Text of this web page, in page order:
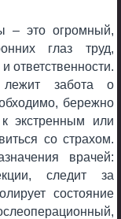
– это огромный,
глаз труд,
ответственности.
забота о
бережно
экстренным или
со страхом.
врачей:
следит за
состояние